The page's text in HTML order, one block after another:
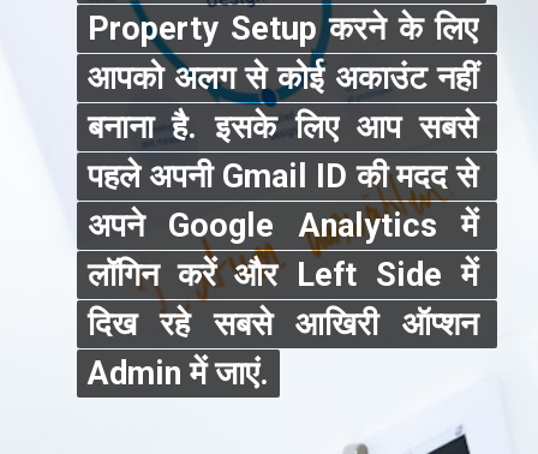
Property Setup करने के लिए
आपको अलग से कोई अकाउंट नहीं
बनाना है. इसके लिए आप सबसे
पहले अपनी Gmail ID की मदद से
अपने Google Analytics में
लॉगिन करें और Left Side में
दिख रहे सबसे आखिरी ऑप्शन
Admin में जाएं.
Property Setup करने के लिए
आपको अलग से कोई अकाउंट नहीं
बनाना है. इसके लिए आप सबसे
पहले अपनी Gmail ID की मदद से
अपने Google Analytics में
लॉगिन करें और Left Side में
दिख रहे सबसे आखिरी ऑप्शन
Admin में जाएं.